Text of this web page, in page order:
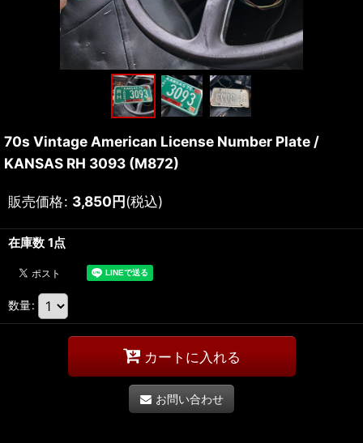
70s Vintage American License Number Plate /
KANSAS RH 3093 (M872)
販売価格: 3,850円(税込)
在庫数 1点
数量:
カートに入れる
お問い合わせ